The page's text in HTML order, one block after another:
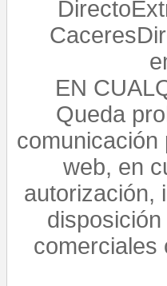
EN
Queda
comunicación
web, en
autorización,
comerciales